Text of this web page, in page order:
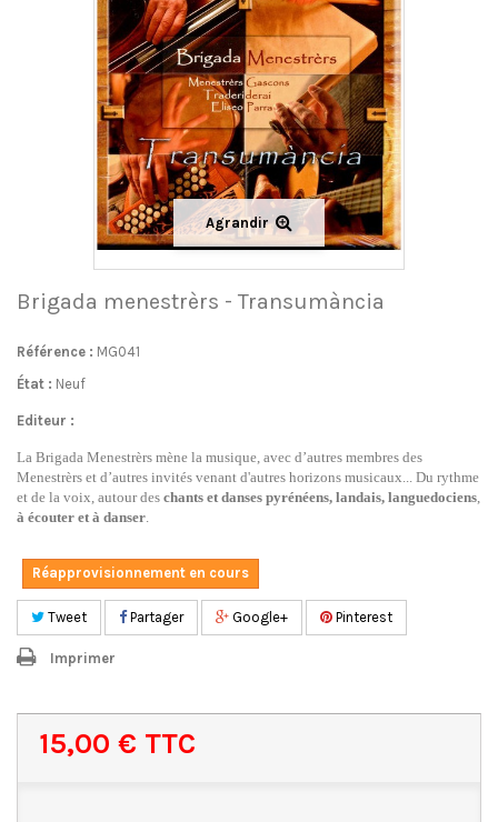
Agrandir
Brigada menestrèrs - Transumància
Référence : MG041
État : Neuf
Editeur :
La Brigada Menestrèrs mène la musique, avec d’autres membres des
Menestrèrs et d’autres invités venant d'autres horizons musicaux... Du rythme
et de la voix, autour des chants et danses pyrénéens, landais, languedociens,
à écouter et à danser.
Réapprovisionnement en cours
Tweet Partager Google+ Pinterest
Imprimer
15,00 € TTC